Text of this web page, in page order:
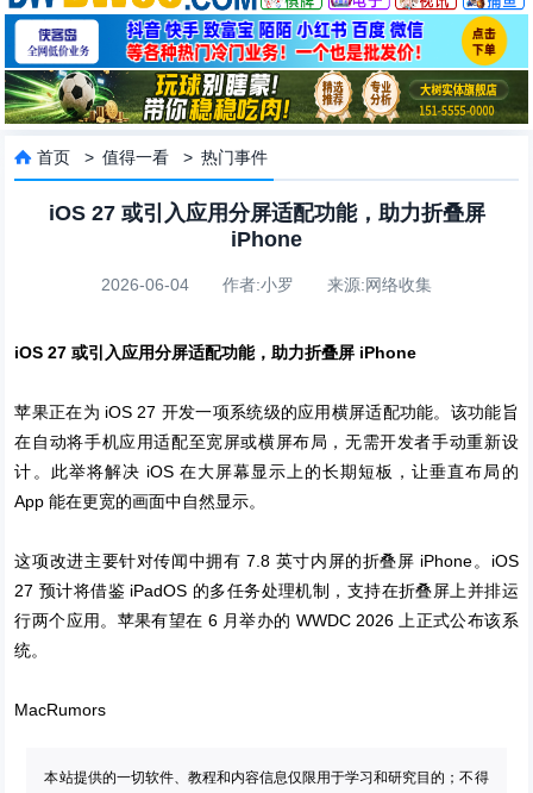
 首页 >值得一看 >热门事件
iOS 27 或引入应用分屏适配功能，助力折叠屏
iPhone
2026-06-04 作者:小罗 来源:网络收集
iOS 27 或引入应用分屏适配功能，助力折叠屏 iPhone
苹果正在为 iOS 27 开发一项系统级的应用横屏适配功能。该功能旨
在自动将手机应用适配至宽屏或横屏布局，无需开发者手动重新设
计。此举将解决 iOS 在大屏幕显示上的长期短板，让垂直布局的
App 能在更宽的画面中自然显示。
这项改进主要针对传闻中拥有 7.8 英寸内屏的折叠屏 iPhone。iOS
27 预计将借鉴 iPadOS 的多任务处理机制，支持在折叠屏上并排运
行两个应用。苹果有望在 6 月举办的 WWDC 2026 上正式公布该系
统。
MacRumors
本站提供的一切软件、教程和内容信息仅限用于学习和研究目的；不得